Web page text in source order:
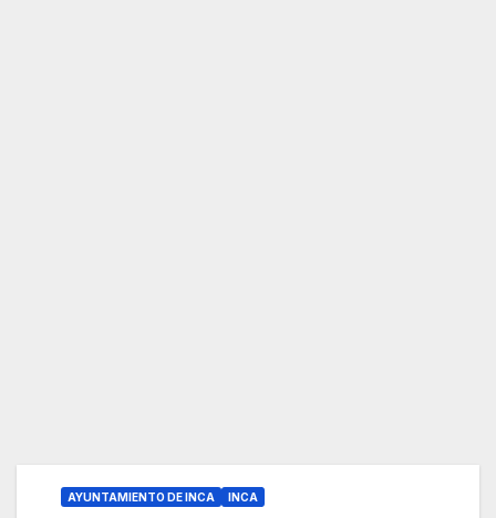
AYUNTAMIENTO DE INCA INCA